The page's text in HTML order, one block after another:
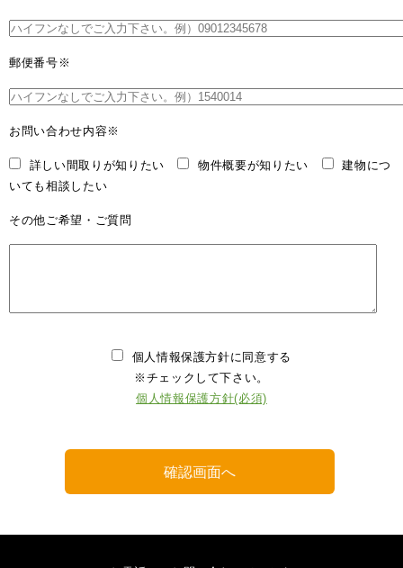
郵便番号 ※
お問い合わせ内容※
詳しい間取りが知りたい 物件概要が知りたい
建物につ
いても相談したい
その他ご希望・ご質問
個人情報保護方針に同意する
※チェックして下さい。
個人情報保護方針(必須)